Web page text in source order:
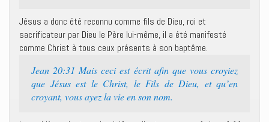
Jésus a donc été reconnu comme fils de Dieu, roi et
sacrificateur par Dieu le Père lui-même, il a été manifesté
comme Christ à tous ceux présents à son baptême.
Jean 20:31 Mais ceci est écrit afin que vous croyiez
que Jésus est le Christ, le Fils de Dieu, et qu’en
croyant, vous ayez la vie en son nom.